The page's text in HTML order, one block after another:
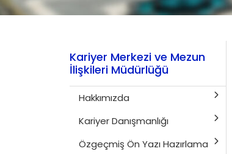
Kariyer Merkezi ve Mezun
İlişkileri Müdürlüğü
Hakkımızda
Kariyer Danışmanlığı
Özgeçmiş Ön Yazı Hazırlama